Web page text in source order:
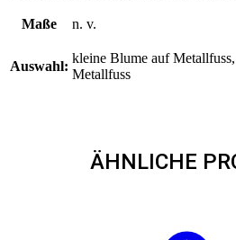
Maße n. v.
Auswahl:
kleine Blume auf
Metallfuss
ÄHNLICHE